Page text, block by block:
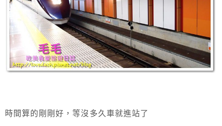
時間算的剛剛好，等沒多久車就進站了